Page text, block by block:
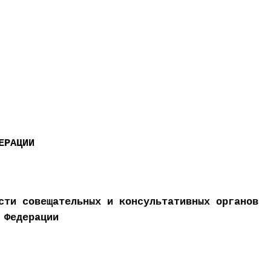
совещательных и консультативных органов